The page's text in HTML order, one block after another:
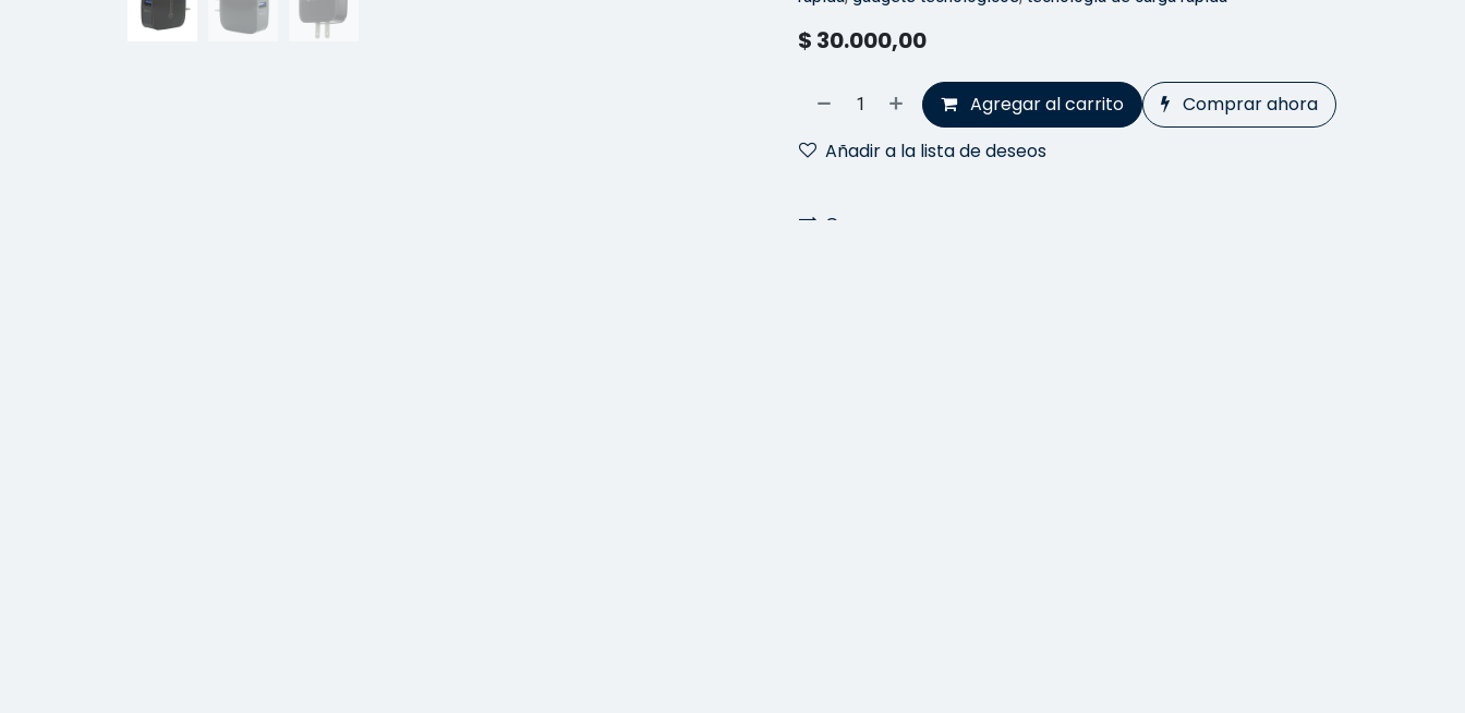
$ 30.000,00
Agregar al carrito
Comprar ahora
Añadir a la lista de deseos
Comparar